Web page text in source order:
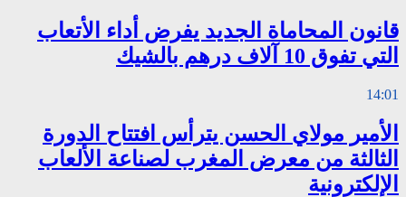
قانون المحاماة الجديد يفرض أداء الأتعاب
التي تفوق 10 آلاف درهم بالشيك
14:01
الأمير مولاي الحسن يترأس افتتاح الدورة
الثالثة من معرض المغرب لصناعة الألعاب
الإلكترونية